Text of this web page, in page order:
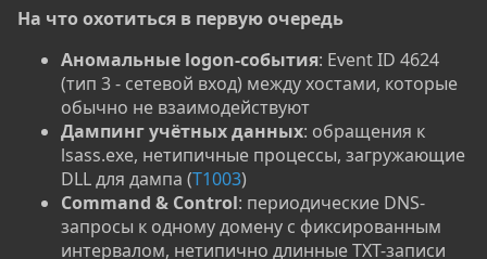
На что охотиться в первую очередь​
Аномальные logon-события: Event ID 4624
(тип 3 - сетевой вход) между хостами, которые
обычно не взаимодействуют
Дампинг учётных данных: обращения к
lsass.exe, нетипичные процессы, загружающие
DLL для дампа (T1003)
Command & Control: периодические DNS-
запросы к одному домену с фиксированным
интервалом, нетипично длинные TXT-записи